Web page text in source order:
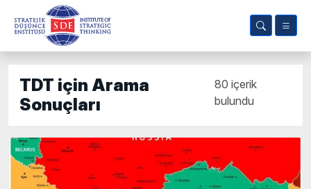
TDT için Arama
Sonuçları
80 içerik
bulundu